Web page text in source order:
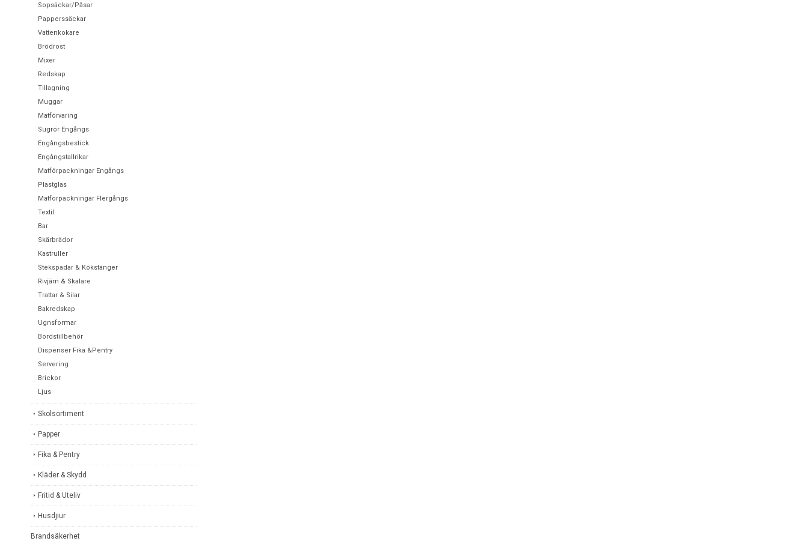
Sopsäckar/Påsar
Papperssäckar
Vattenkokare
Brödrost
Mixer
Redskap
Tillagning
Muggar
Matförvaring
Sugrör Engångs
Engångsbestick
Engångstallrikar
Matförpackningar Engångs
Plastglas
Matförpackningar Flergångs
Textil
Bar
Skärbrädor
Kastruller
Stekspadar & Kökstänger
Rivjärn & Skalare
Trattar & Silar
Bakredskap
Ugnsformar
Bordstillbehör
Dispenser Fika &Pentry
Servering
Brickor
Ljus
Skolsortiment
Papper
Fika & Pentry
Kläder & Skydd
Fritid & Uteliv
Husdjiur
Brandsäkerhet